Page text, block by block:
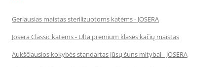
Geriausias maistas sterilizuotoms katėms - JOSERA
Josera Classic katėms - Ulta premium klasės kačių maistas
Aukščiausios kokybės standartas Jūsų šuns mitybai - JOSERA